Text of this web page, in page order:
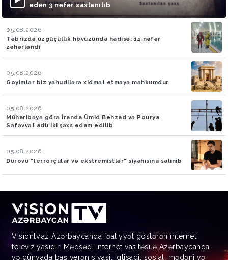
edən 3 nəfər saxlanılıb
05.08.2026
Təbrizdə üzgüçülük hövuzunda hadisə: 14 nəfər
zəhərləndi
05.08.2026
Goyimlər biz yəhudilərə xidmət etməyə məhkumdur
05.08.2026
Müharibəyə görə İranda Ümid Behzad və Pourya
Səfəvvət adlı iki şəxs edam edilib
05.08.2026
Durovu "terrorçular və ekstremistlər" siyahısına salınıb
Visiontv.az Azərbaycanda fəaliyyət göstərən internet
televiziyasıdır. Məqsədi internet vasitəsilə Azərbaycanda
və dünyada baş verən siyasi, iqtisadi, sosial, mədəni və